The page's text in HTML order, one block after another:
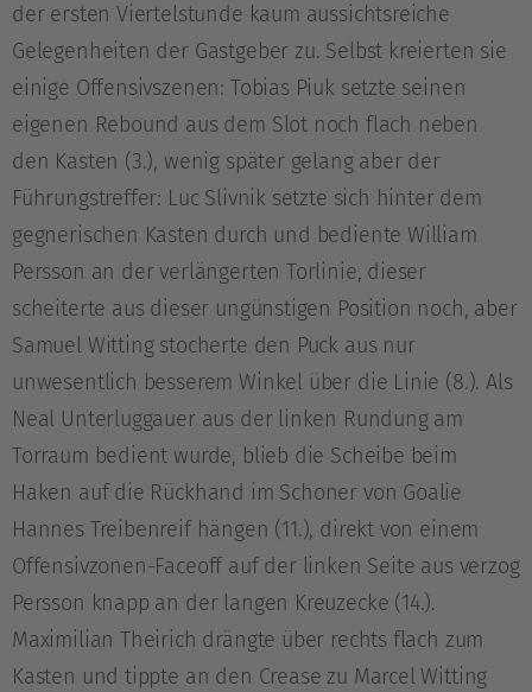
der ersten Viertelstunde kaum aussichtsreiche
Gelegenheiten der Gastgeber zu. Selbst kreierten sie
einige Offensivszenen: Tobias Piuk setzte seinen
eigenen Rebound aus dem Slot noch flach neben
den Kasten (3.), wenig später gelang aber der
Führungstreffer: Luc Slivnik setzte sich hinter dem
gegnerischen Kasten durch und bediente William
Persson an der verlängerten Torlinie, dieser
scheiterte aus dieser ungünstigen Position noch, aber
Samuel Witting stocherte den Puck aus nur
unwesentlich besserem Winkel über die Linie (8.). Als
Neal Unterluggauer aus der linken Rundung am
Torraum bedient wurde, blieb die Scheibe beim
Haken auf die Rückhand im Schoner von Goalie
Hannes Treibenreif hängen (11.), direkt von einem
Offensivzonen-Faceoff auf der linken Seite aus verzog
Persson knapp an der langen Kreuzecke (14.).
Maximilian Theirich drängte über rechts flach zum
Kasten und tippte an den Crease zu Marcel Witting